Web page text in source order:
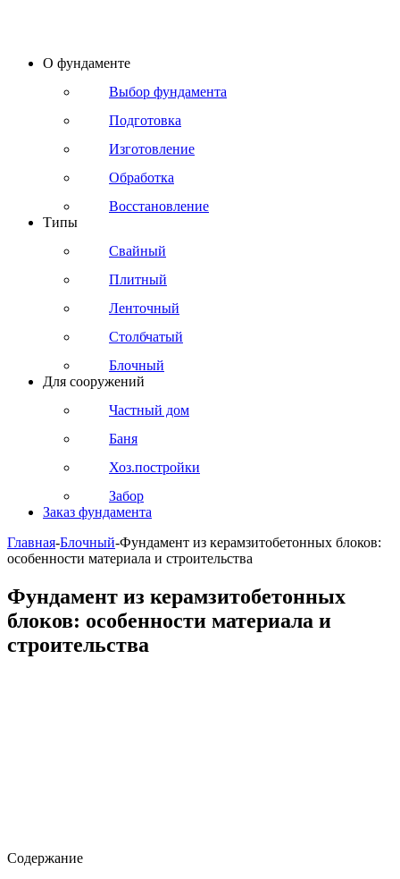
О фундаменте
Выбор фундамента
Подготовка
Изготовление
Обработка
Восстановление
Типы
Свайный
Плитный
Ленточный
Столбчатый
Блочный
Для сооружений
Частный дом
Баня
Хоз.постройки
Забор
Заказ фундамента
Главная-Блочный-Фундамент из керамзитобетонных блоков:
особенности материала и строительства
Фундамент из керамзитобетонных
блоков: особенности материала и
строительства
Содержание